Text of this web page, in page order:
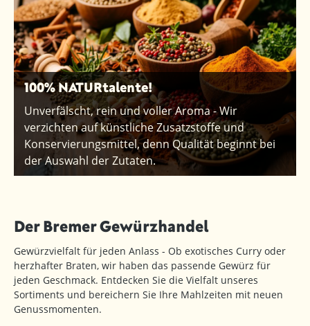
100% NATURtalente!
Unverfälscht, rein und voller Aroma - Wir
verzichten auf künstliche Zusatzstoffe und
Konservierungsmittel, denn Qualität beginnt bei
der Auswahl der Zutaten.
Der Bremer Gewürzhandel
Gewürzvielfalt für jeden Anlass - Ob exotisches Curry oder
herzhafter Braten, wir haben das passende Gewürz für
jeden Geschmack. Entdecken Sie die Vielfalt unseres
Sortiments und bereichern Sie Ihre Mahlzeiten mit neuen
Genussmomenten.